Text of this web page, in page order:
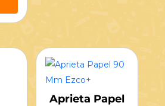
Aprieta Papel